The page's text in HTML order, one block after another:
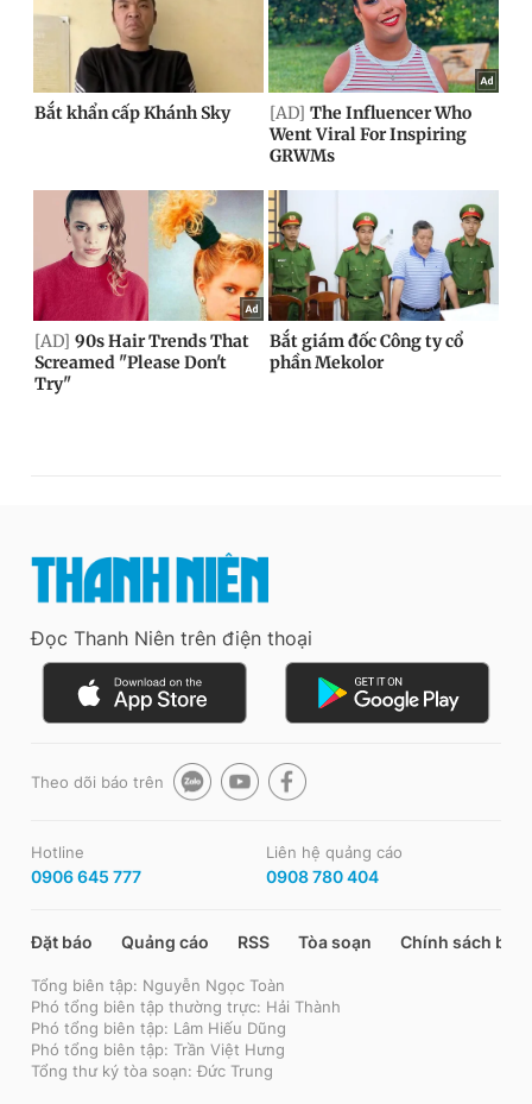
Đọc Thanh Niên trên điện thoại
Theo dõi báo trên
Hotline
0906 645 777
Liên hệ quảng cáo
0908 780 404
Đặt báo Quảng cáo RSS Tòa soạn Chính sách bảo
Tổng biên tập: Nguyễn Ngọc Toàn
Phó tổng biên tập thường trực: Hải Thành
Phó tổng biên tập: Lâm Hiếu Dũng
Phó tổng biên tập: Trần Việt Hưng
Tổng thư ký tòa soạn: Đức Trung